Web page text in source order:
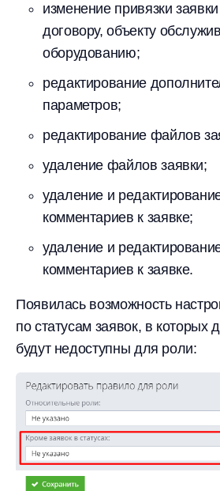
изменение привязки заявки
договору, объекту
оборудованию;
редактирование
параметров;
редактирование файлов
удаление файлов заявки;
удаление и
комментариев к заявке;
удаление и
комментариев к заявке.
Появилась возможность
по статусам заявок, в которых
будут недоступны для роли: